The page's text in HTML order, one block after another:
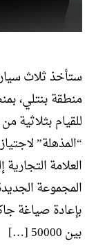
ستأخذ ثلاث
منطقة بنتلي،
للقيام بثلاثية
المجموعة
بإعادة صياغة
بين 50000 […]